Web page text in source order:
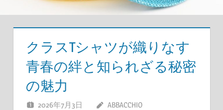
クラスTシャツが織りなす
青春の絆と知られざる秘密
の魅力
2026年7月3日 ABBACCHIO